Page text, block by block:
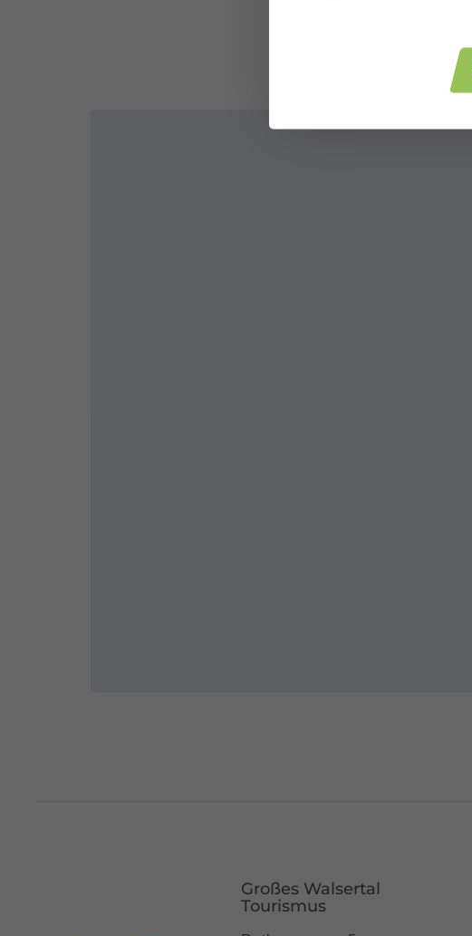
Großes Walsertal
Tourismus